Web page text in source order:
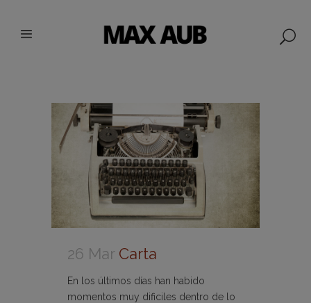
26 Mar Carta
En los últimos días han habido
momentos muy dificiles dentro de lo